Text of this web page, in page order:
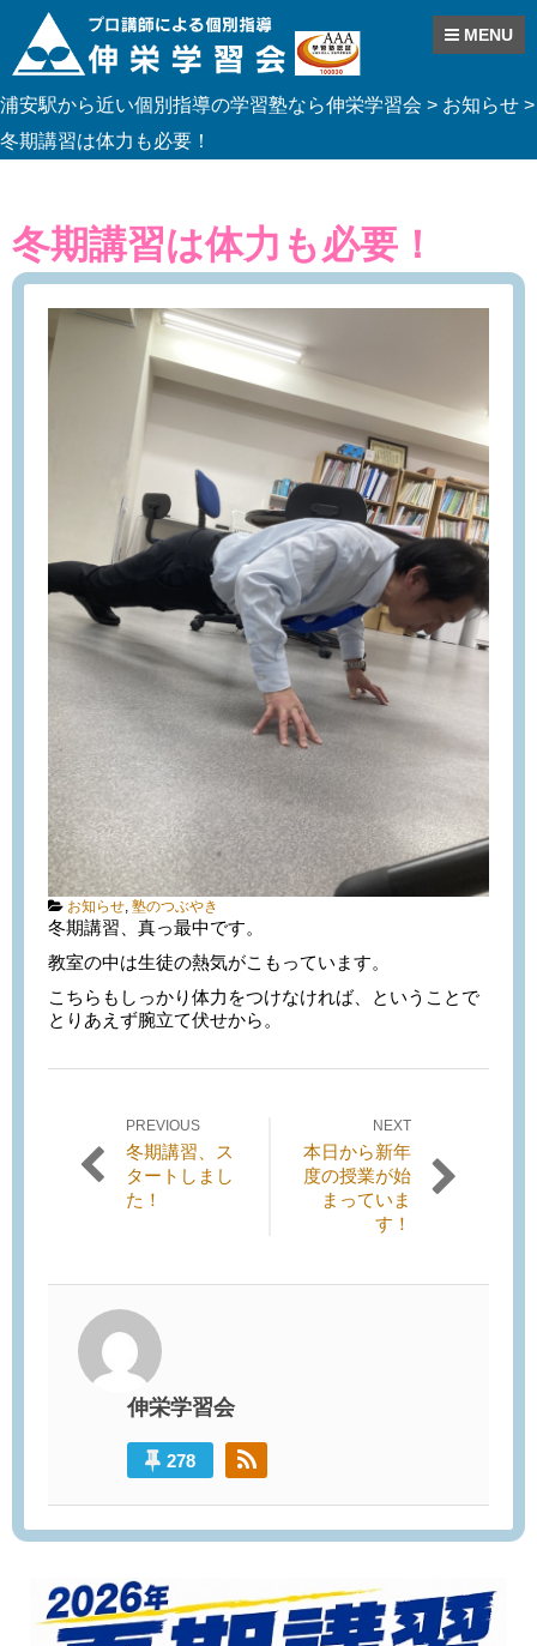
Skip
to
content
MENU
浦安駅から近い個別指導の学習塾なら伸栄学習会 > お知らせ >
冬期講習は体力も必要！
冬期講習は体力も必要！
Categories:
お知らせ, 塾のつぶやき
冬期講習、真っ最中です。
教室の中は生徒の熱気がこもっています。
こちらもしっかり体力をつけなければ、ということで
とりあえず腕立て伏せから。
投稿ナビゲーション
PREVIOUS
Previous
post:
冬期講習、ス
タートしまし
た！
NEXT
Next
post:
本日から新年
度の授業が始
まっていま
す！
伸栄学習会
278